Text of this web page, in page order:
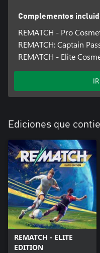
Complementos
REMATCH - Pro
REMATCH: Captain
REMATCH - Elite
Ediciones que
REMATCH - ELITE
EDITION